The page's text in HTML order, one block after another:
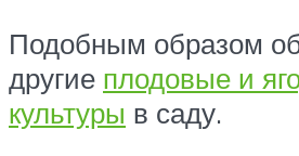
Подобным образом
другие плодовые и
культуры в саду.